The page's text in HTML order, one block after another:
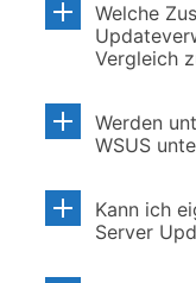
Welche
Vergleich
Werden
WSUS
Kann ich
Server